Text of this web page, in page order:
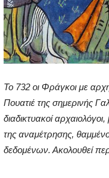
Το 732 οι Φράγκοι με
Πουατιέ της σημερινής
διαδικτυακοί
της αναμέτρησης,
δεδομένων. Ακολουθεί